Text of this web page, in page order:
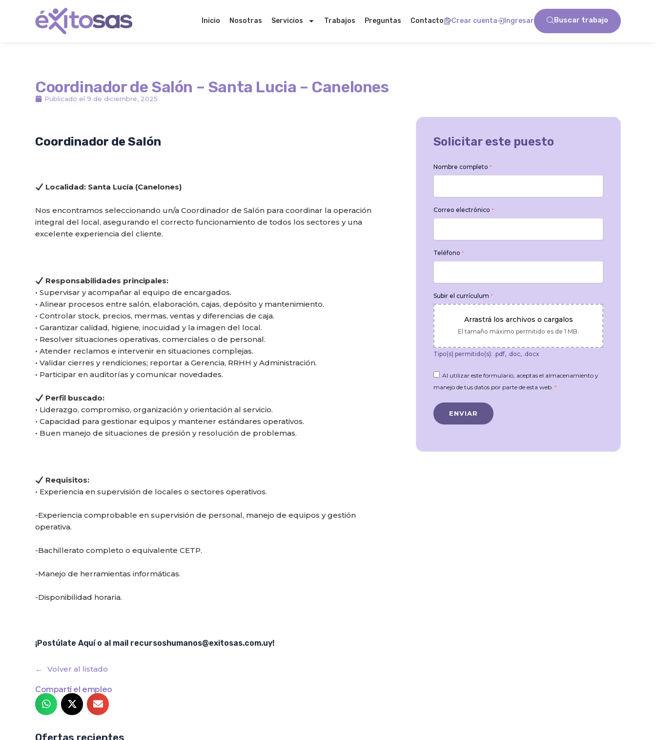
contenido
Inicio Nosotras Servicios Trabajos Preguntas Contacto Crear cuenta Ingresar Buscar trabajo
Coordinador de Salón – Santa Lucia – Canelones
Publicado el 9 de diciembre, 2025
Coordinador de Salón
Localidad: Santa Lucía (Canelones)
Nos encontramos seleccionando un/a Coordinador de Salón para coordinar la operación
integral del local, asegurando el correcto funcionamiento de todos los sectores y una
excelente experiencia del cliente.
Responsabilidades principales:
• Supervisar y acompañar al equipo de encargados.
• Alinear procesos entre salón, elaboración, cajas, depósito y mantenimiento.
• Controlar stock, precios, mermas, ventas y diferencias de caja.
• Garantizar calidad, higiene, inocuidad y la imagen del local.
• Resolver situaciones operativas, comerciales o de personal.
• Atender reclamos e intervenir en situaciones complejas.
• Validar cierres y rendiciones; reportar a Gerencia, RRHH y Administración.
• Participar en auditorías y comunicar novedades.
Perfil buscado:
• Liderazgo, compromiso, organización y orientación al servicio.
• Capacidad para gestionar equipos y mantener estándares operativos.
• Buen manejo de situaciones de presión y resolución de problemas.
Requisitos:
• Experiencia en supervisión de locales o sectores operativos.
-Experiencia comprobable en supervisión de personal, manejo de equipos y gestión
operativa.
-Bachillerato completo o equivalente CETP.
-Manejo de herramientas informáticas.
-Disponibilidad horaria.
¡Postúlate Aquí o al mail recursoshumanos@exitosas.com.uy!
Solicitar este puesto
Nombre completo *
Correo electrónico *
Teléfono *
Subir el currículum *
Arrastrá los archivos o cargalos
El tamaño máximo permitido es de 1 MB.
Tipo(s) permitido(s): .pdf, .doc, .docx
Al utilizar este formulario, aceptas el almacenamiento y
manejo de tus datos por parte de esta web. *
Volver al listado
Compartí el empleo
Ofertas recientes